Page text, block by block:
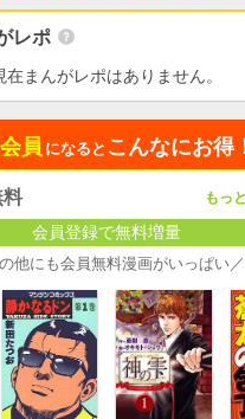
レポ
在まんがレポはありません。
員 になると こんなにお得
料 もっ
会員登録で無料増量
他にも会員無料漫画がいっぱい／